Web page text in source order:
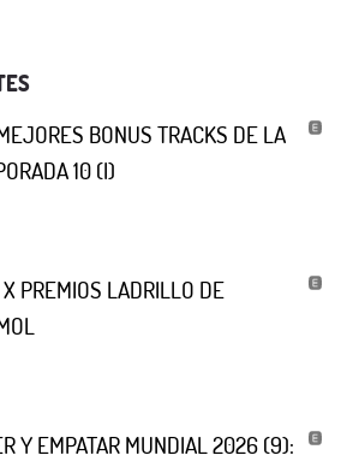
BONUS TRACKS DE LA
10 (I)
PREMIOS LADRILLO DE
Y EMPATAR MUNDIAL 2026 (9):